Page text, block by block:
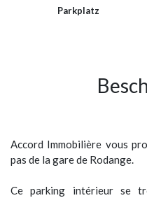
Parkplatz
Accord Immobilière vous
pas de la gare de Rodange.
Ce parking intérieur se